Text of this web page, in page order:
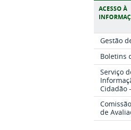
ACESSO À
Gestão
Boletins
Serviço
Cidadão
de